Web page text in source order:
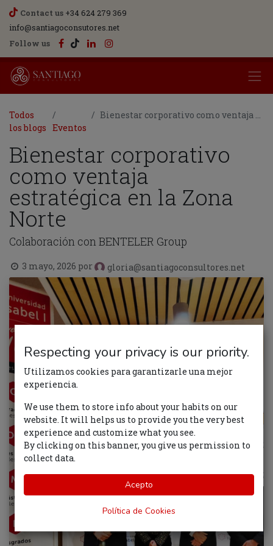
Contact us +34 624 279 369
info@santiagoconsutores.net
Follow us
Todos
los blogs
Eventos
Bienestar corporativo como ventaja estratégica en la Zona Norte
Bienestar corporativo
como ventaja
estratégica en la Zona
Norte
Colaboración con BENTELER Group
3 mayo, 2026 por gloria@santiagoconsultores.net
Respecting your privacy is our priority.
Utilizamos cookies para garantizarle una mejor
experiencia.
We use them to store info about your habits on our
website. It will helps us to provide you the very best
experience and customize what you see.
By clicking on this banner, you give us permission to
collect data.
Acepto
Política de Cookies